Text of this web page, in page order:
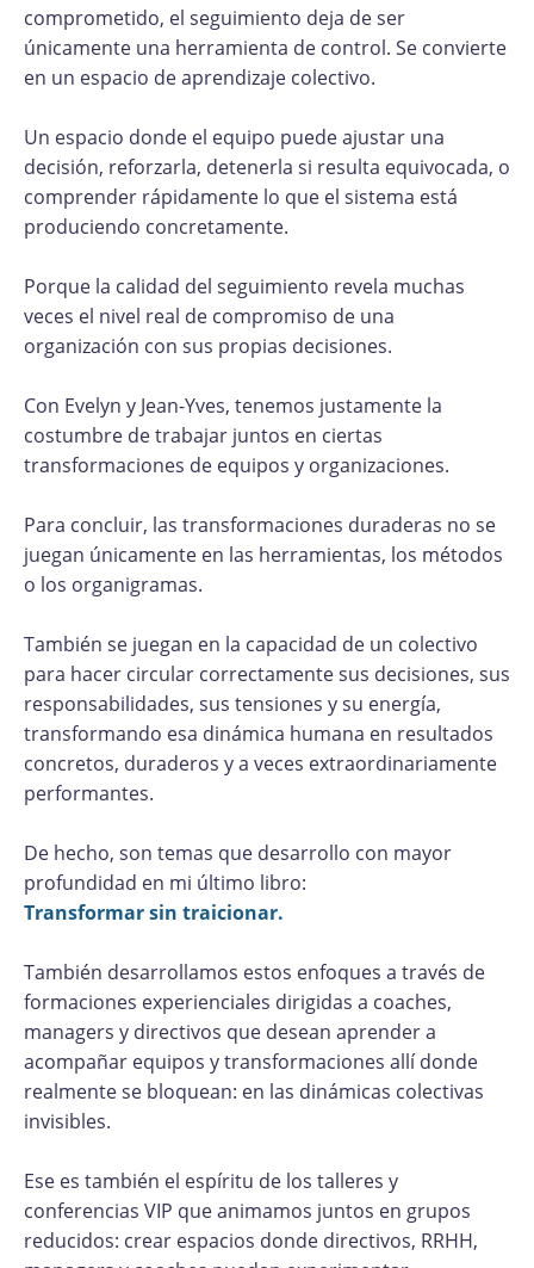
comprometido, el seguimiento deja de ser
únicamente una herramienta de control. Se convierte
en un espacio de aprendizaje colectivo.
Un espacio donde el equipo puede ajustar una
decisión, reforzarla, detenerla si resulta equivocada, o
comprender rápidamente lo que el sistema está
produciendo concretamente.
Porque la calidad del seguimiento revela muchas
veces el nivel real de compromiso de una
organización con sus propias decisiones.
Con Evelyn y Jean-Yves, tenemos justamente la
costumbre de trabajar juntos en ciertas
transformaciones de equipos y organizaciones.
Para concluir, las transformaciones duraderas no se
juegan únicamente en las herramientas, los métodos
o los organigramas.
También se juegan en la capacidad de un colectivo
para hacer circular correctamente sus decisiones, sus
responsabilidades, sus tensiones y su energía,
transformando esa dinámica humana en resultados
concretos, duraderos y a veces extraordinariamente
performantes.
De hecho, son temas que desarrollo con mayor
profundidad en mi último libro:
Transformar sin traicionar.
También desarrollamos estos enfoques a través de
formaciones experienciales dirigidas a coaches,
managers y directivos que desean aprender a
acompañar equipos y transformaciones allí donde
realmente se bloquean: en las dinámicas colectivas
invisibles.
Ese es también el espíritu de los talleres y
conferencias VIP que animamos juntos en grupos
reducidos: crear espacios donde directivos, RRHH,